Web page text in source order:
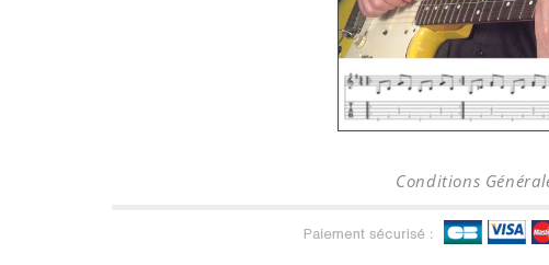
Conditions